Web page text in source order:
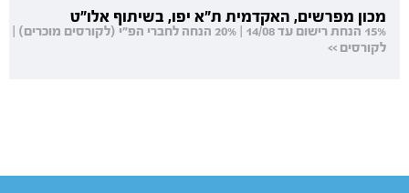
מכון מפרשים, האקדמית ת"א יפו, בשיתוף אלו"ט
15% הנחת רישום עד 14/08 | 20% הנחה לחברי הפ"י (לקורסים מוכרים) |
לקורסים >>